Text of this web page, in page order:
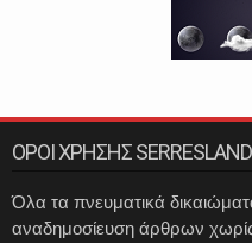
ΟΡΟΙ ΧΡΗΣΗΣ
Όλα τα πνευματικά
αναδημοσίευση άρθρων